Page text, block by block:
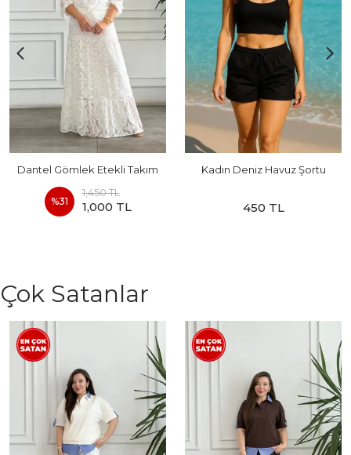
Dantel Gömlek Etekli Takım
%31
1,450 TL
1,000 TL
Kadın Deniz Havuz Şortu
450 TL
Çok Satanlar